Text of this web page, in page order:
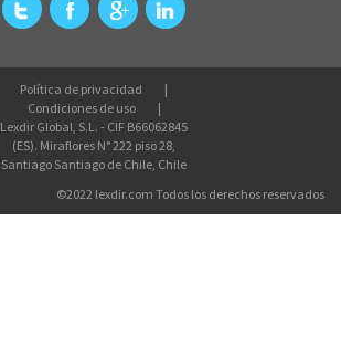
Política de privacidad
Condiciones de uso
Lexdir Global, S.L. - CIF B66062845
(ES). Miraflores N° 222 piso 28,
Santiago Santiago de Chile, Chile
©2022 lexdir.com Todos los derechos reservados